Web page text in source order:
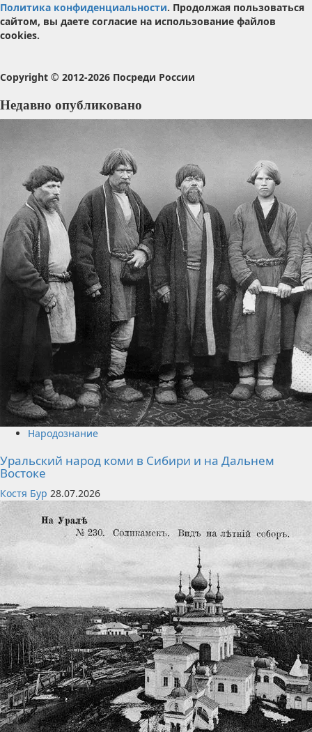
Политика конфиденциальности. Продолжая пользоваться
сайтом, вы даете согласие на использование файлов
cookies.
Copyright © 2012-2026 Посреди России
Недавно опубликовано
Народознание
Уральский народ коми в Сибири и на Дальнем
Востоке
Костя Бур 28.07.2026